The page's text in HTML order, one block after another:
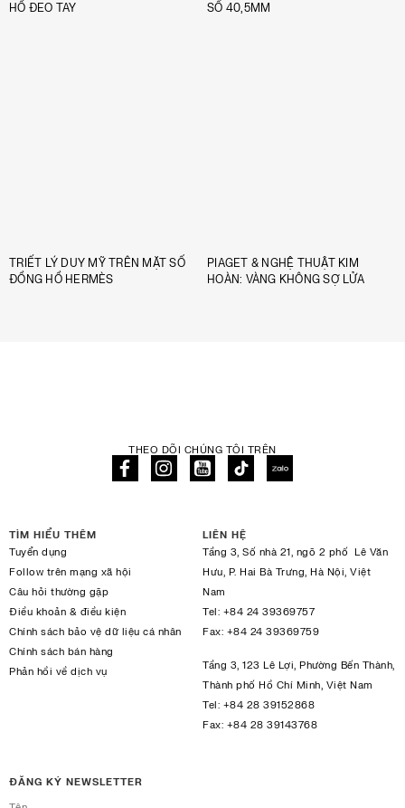
HỒ ĐEO TAY
SỐ 40,5MM
TRIẾT LÝ DUY MỸ TRÊN MẶT SỐ
ĐỒNG HỒ HERMÈS
PIAGET & NGHỆ THUẬT KIM
HOÀN: VÀNG KHÔNG SỢ LỬA
THEO DÕI CHÚNG TÔI TRÊN
TÌM HIỂU THÊM
Tuyển dụng
Follow trên mạng xã hội
Câu hỏi thường gặp
Điều khoản & điều kiện
Chính sách bảo vệ dữ liệu cá nhân
Chính sách bán hàng
Phản hồi về dịch vụ
LIÊN HỆ
Tầng 3, Số nhà 21, ngõ 2 phố Lê Văn
Hưu, P. Hai Bà Trưng, Hà Nội, Việt
Nam
Tel: +84 24 39369757
Fax: +84 24 39369759
Tầng 3, 123 Lê Lợi, Phường Bến Thành,
Thành phố Hồ Chí Minh, Việt Nam
Tel: +84 28 39152868
Fax: +84 28 39143768
ĐĂNG KÝ NEWSLETTER